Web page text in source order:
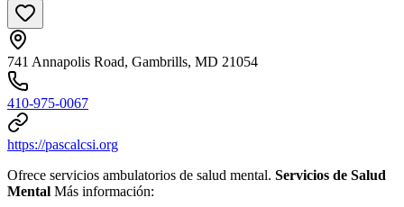
741 Annapolis Road, Gambrills, MD 21054
410-975-0067
https://pascalcsi.org
Ofrece servicios ambulatorios de salud mental. Servicios de Salud
Mental Más información: